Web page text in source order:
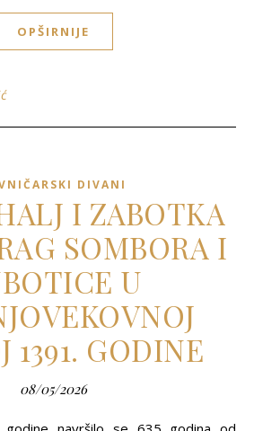
OPŠIRNIJE
DIVANI
I ZABOTKA
SOMBORA I
U
1391. GODINE
08/05/2026